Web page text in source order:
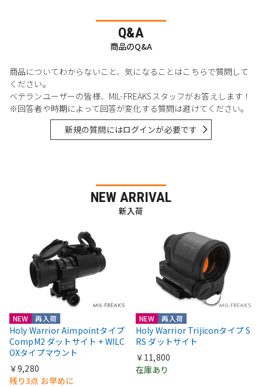
Q&A
商品のQ&A
商品についてわからないこと、気になることはこちらで質問して
ください。
ベテランユーザーの皆様、MIL-FREAKSスタッフがお答えします！
※回答者や時期によって回答が変化する質問は避けてください。
新規の質問にはログインが必要です
NEW ARRIVAL
新入荷
NEW 再入荷
Holy Warrior Aimpointタイプ
CompM2 ダットサイト + WILC
OXタイプマウント
￥9,280
残り3点 お早めに
NEW 再入荷
Holy Warrior Trijiconタイプ S
RS ダットサイト
￥11,800
在庫あり